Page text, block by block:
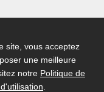
site, vous acceptez
une meilleure
notre Politique de